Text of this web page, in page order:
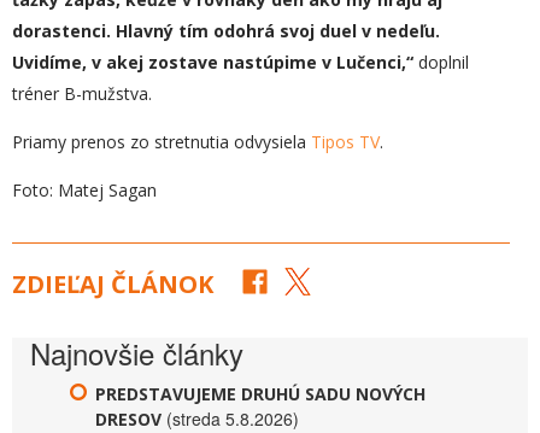
dorastenci. Hlavný tím odohrá svoj duel v nedeľu.
Uvidíme, v akej zostave nastúpime v Lučenci,“ doplnil
tréner B-mužstva.
Priamy prenos zo stretnutia odvysiela Tipos TV.
Foto: Matej Sagan
ZDIEĽAJ ČLÁNOK
Najnovšie články
PREDSTAVUJEME DRUHÚ SADU NOVÝCH
DRESOV (streda 5.8.2026)